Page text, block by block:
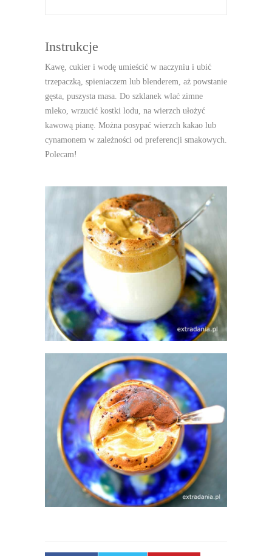
Instrukcje
Kawę, cukier i wodę umieścić w naczyniu i ubić
trzepaczką, spieniaczem lub blenderem, aż powstanie
gęsta, puszysta masa. Do szklanek wlać zimne
mleko, wrzucić kostki lodu, na wierzch ułożyć
kawową pianę. Można posypać wierzch kakao lub
cynamonem w zależności od preferencji smakowych.
Polecam!